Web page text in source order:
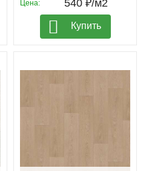
Цена: 540 ₽/м2
Купить